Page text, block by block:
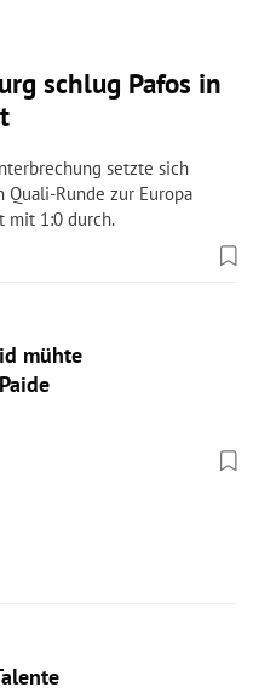
schlug Pafos in
setzte sich
Runde zur Europa
mit 1:0 durch.
mühte